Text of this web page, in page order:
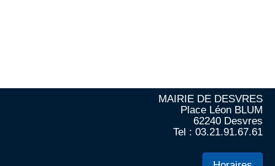
MAIRIE DE DESVRES
Place Léon BLUM
62240 Desvres
Tel : 03.21.91.67.61